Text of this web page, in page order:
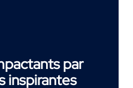
par
inspirantes